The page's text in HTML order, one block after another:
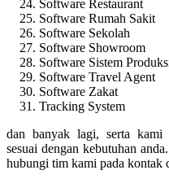
Software Restaurant
Software Rumah Sakit
Software Sekolah
Software Showroom
Software Sistem
Software Travel Agent
Software Zakat
Tracking System
dan banyak lagi, serta kami
sesuai dengan kebutuhan
hubungi tim kami pada kontak